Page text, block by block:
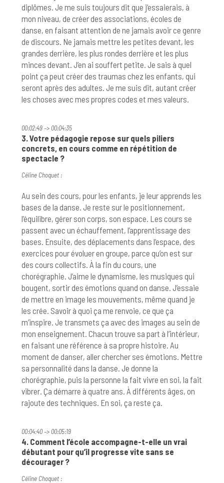
diplômes. Je me suis toujours dit que j’essaierais, à
mon niveau, de créer des associations, écoles de
danse, en faisant attention de ne jamais avoir ce genre
de discours. Ne jamais mettre les petites devant, les
grandes derrière, les plus rondes derrière et les plus
minces devant. J’en ai souffert petite. Je sais à quel
point ça peut créer des traumas chez les enfants, qui
seront après des adultes. Je me suis dit, autant créer
les choses avec mes propres codes et mes valeurs.
00:02:49 –> 00:04:35
3. Votre pédagogie repose sur quels piliers
concrets, en cours comme en répétition de
spectacle ?
Céline Choquet :
Au sein des cours, pour les enfants, je leur apprends les
bases de la danse. Je reste sur le positionnement,
l’équilibre, gérer son corps, son espace. Les cours se
passent avec un échauffement, l’apprentissage des
bases. Ensuite, des déplacements dans l’espace, des
exercices pour évoluer en groupe, parce qu’on est sur
des cours collectifs. À la fin du cours, une
chorégraphie. J’aime le dynamisme, les musiques qui
bougent, sortir des émotions quand on danse. J’essaie
de mettre en image les mouvements, même quand je
les crée. Savoir à quoi ça me renvoie, ce que ça
m’inspire. Je transmets ça avec des images au sein de
mon enseignement. Chacun trouve sa part à l’intérieur,
en faisant une référence à sa propre histoire. Au
moment de danser, aller chercher ses émotions. Mettre
sa personnalité dans la danse. Je donne la
chorégraphie, puis la personne la fait vivre en soi, la fait
vibrer. Ça démarre à quatre ans. À différents âges, on
rajoute des techniques. En soi, ça reste ça.
00:04:40 –> 00:05:19
4. Comment l’école accompagne-t-elle un vrai
débutant pour qu’il progresse vite sans se
décourager ?
Céline Choquet :